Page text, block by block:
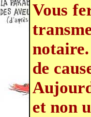
Vous
de
et non